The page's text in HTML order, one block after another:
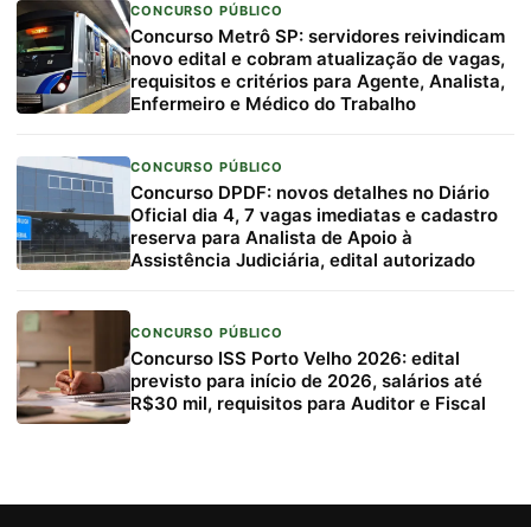
CONCURSO PÚBLICO
Concurso Metrô SP: servidores reivindicam
novo edital e cobram atualização de vagas,
requisitos e critérios para Agente, Analista,
Enfermeiro e Médico do Trabalho
CONCURSO PÚBLICO
Concurso DPDF: novos detalhes no Diário
Oficial dia 4, 7 vagas imediatas e cadastro
reserva para Analista de Apoio à
Assistência Judiciária, edital autorizado
CONCURSO PÚBLICO
Concurso ISS Porto Velho 2026: edital
previsto para início de 2026, salários até
R$30 mil, requisitos para Auditor e Fiscal